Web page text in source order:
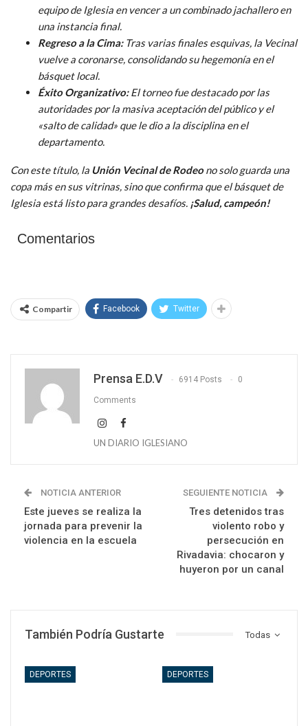
equipo de Iglesia en vencer a un combinado jachallero en
una instancia final.
Regreso a la Cima:Tras varias finales esquivas, la Vecinal
vuelve a coronarse, consolidando su hegemonía en el
básquet local.
Éxito Organizativo:El torneo fue destacado por las
autoridades por la masiva aceptación del público y el
«salto de calidad» que le dio a la disciplina en el
departamento.
Con este título, la Unión Vecinal de Rodeono solo guarda una
copa más en sus vitrinas, sino que confirma que el básquet de
Iglesia está listo para grandes desafíos. ¡Salud, campeón!
Comentarios
Compartir Facebook Twitter
Prensa E.D.V 6914 Posts 0
Comments
UN DIARIO IGLESIANO
NOTICIA ANTERIOR
Este jueves se realiza la
jornada para prevenir la
violencia en la escuela
SEGUIENTE NOTICIA
Tres detenidos tras
violento robo y
persecución en
Rivadavia: chocaron y
huyeron por un canal
Todas
También Podría Gustarte
DEPORTES DEPORTES